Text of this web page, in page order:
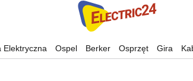
Elektryczna Ospel Berker Osprzęt Gira